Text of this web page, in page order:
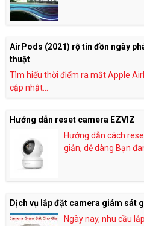
AirPods (2021) rộ tin đồn ngày
thuật
Tìm hiểu thời điểm ra mắt Apple
cập nhật...
Hướng dẫn reset camera EZVIZ
Hướng dẫn cách
giản, dễ dàng Bạn
Dịch vụ lắp đặt camera giám sát
Ngày nay, nhu cầu